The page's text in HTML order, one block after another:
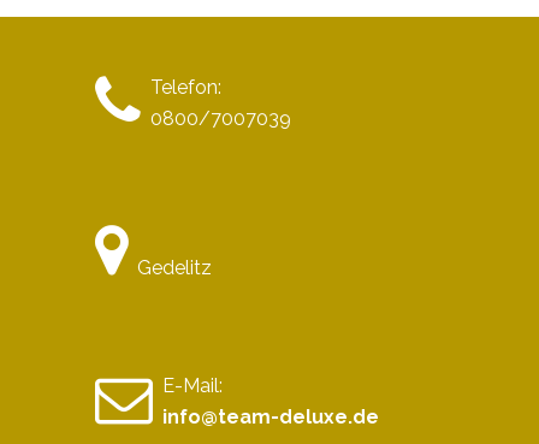
Telefon:
0800/7007039
Gedelitz
E-Mail:
info@team-deluxe.de